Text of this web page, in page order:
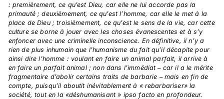
: premièrement, ce qu’est Dieu, car elle ne lui accorde pas la
primauté ; deuxièmement, ce qu’est l’homme, car elle le met à la
place de Dieu ; troisièmement, ce qu’est le sens de la vie, car cette
culture se borne à jouer avec les choses évanescentes et à s’y
enfoncer avec une criminelle inconscience. En définitive, il n’y a
rien de plus inhumain que l’humanisme du fait qu’il décapite pour
ainsi dire l’homme : voulant en faire un animal parfait, il arrive à
en faire un parfait animal ; non dans l’immédiat – car il a le mérite
fragmentaire d’abolir certains traits de barbarie – mais en fin de
compte, puisqu’il aboutit inévitablement à « rebarbariser» la
société, tout en la «déshumanisant » ipso facto en profondeur.